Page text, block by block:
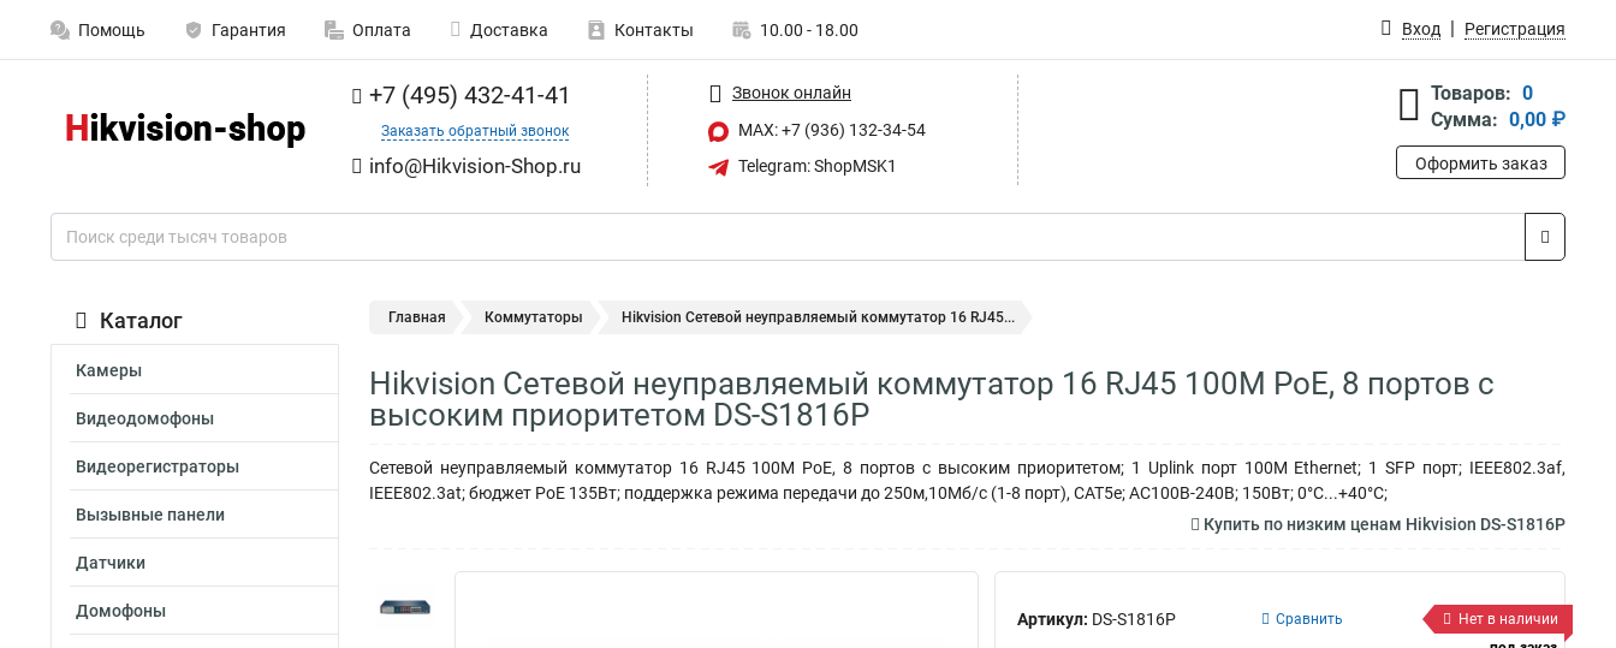
Помощь Гарантия Оплата Доставка Контакты 10.00 - 18.00 Вход Регистрация
+7 (495) 432-41-41
Заказать обратный звонок
info@Hikvision-Shop.ru
Звонок онлайн
MAX: +7 (936) 132-34-54
Telegram: ShopMSK1
Товаров: 0
Сумма: 0,00 ₽
Оформить заказ
Каталог
Камеры
Видеодомофоны
Видеорегистраторы
Вызывные панели
Датчики
Домофоны
Главная Коммутаторы Hikvision Сетевой неуправляемый коммутатор 16 RJ45...
Hikvision Сетевой неуправляемый коммутатор 16 RJ45 100M PoE, 8 портов с
высоким приоритетом DS-S1816P
Сетевой неуправляемый коммутатор 16 RJ45 100M PoE, 8 портов с высоким приоритетом; 1 Uplink порт 100М Ethernet; 1 SFP порт; IEEE802.3af,
IEEE802.3at; бюджет PoE 135Вт; поддержка режима передачи до 250м,10Мб/с (1-8 порт), CAT5e; AC100В-240В; 150Вт; 0°C...+40°C;
Купить по низким ценам Hikvision DS-S1816P
Артикул: DS-S1816P Сравнить
Нет в наличии